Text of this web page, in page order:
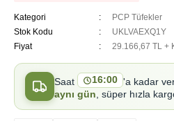
Kategori
PCP Tüfekler
Stok Kodu
UKLVAEXQ1Y
Fiyat
29.166,67 TL +
Saat 16:00 'a kadar
aynı gün , süper hızla